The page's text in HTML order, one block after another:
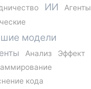
ИИ
Агенты
модели
Анализ
Эффект
кода